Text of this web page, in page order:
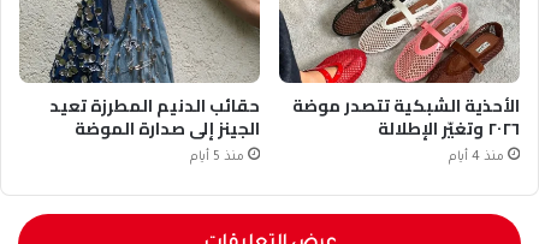
الأحذية الشبكية تتصدر موضة
٢٠٢٦ وتغيّر الإطلالة
منذ 4 أيام
حقائب الدنيم المطرزة تعيد
الجينز إلى صدارة الموضة
منذ 5 أيام